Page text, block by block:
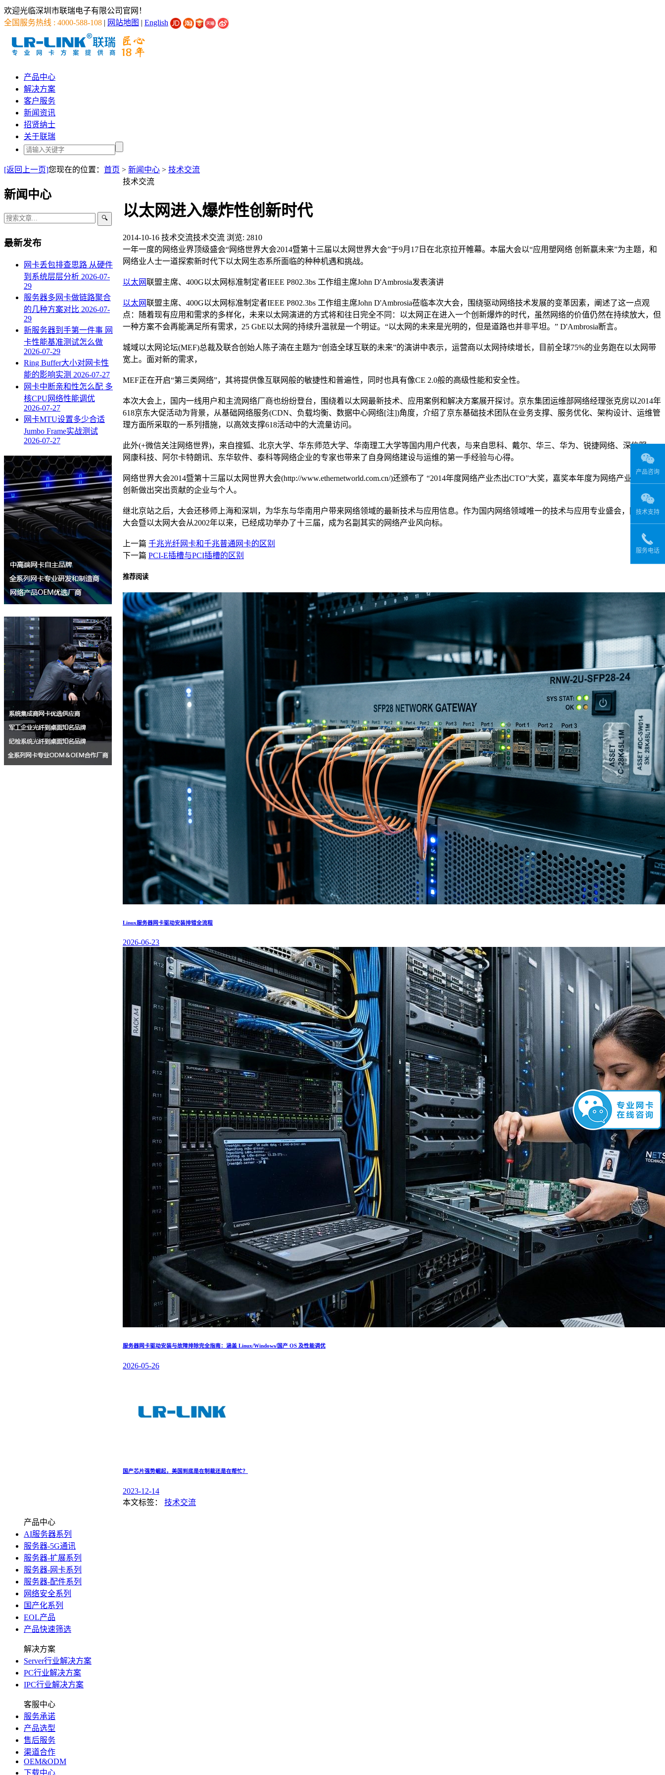
欢迎光临深圳市联瑞电子有限公司官网！
全国服务热线 : 4000-588-108 | 网站地图 | English
产品中心
解决方案
客户服务
新闻资讯
招贤纳士
关于联瑞
[返回上一页]您现在的位置： 首页 > 新闻中心 > 技术交流
新闻中心
🔍
最新发布
网卡丢包排查思路 从硬件
到系统层层分析 2026-07-
29
服务器多网卡做链路聚合
的几种方案对比 2026-07-
29
新服务器到手第一件事 网
卡性能基准测试怎么做
2026-07-29
Ring Buffer大小对网卡性
能的影响实测 2026-07-27
网卡中断亲和性怎么配 多
核CPU网络性能调优
2026-07-27
网卡MTU设置多少合适
Jumbo Frame实战测试
2026-07-27
技术交流
以太网进入爆炸性创新时代
2014-10-16 技术交流技术交流 浏览: 2810
一年一度的网络业界顶级盛会“网络世界大会2014暨第十三届以太网世界大会”于9月17日在北京拉开帷幕。本届大会以“应用塑网络 创新嬴未来”为主题，和
网络业人士一道探索新时代下以太网生态系所面临的种种机遇和挑战。
以太网联盟主席、400G以太网标准制定者IEEE P802.3bs 工作组主席John D'Ambrosia发表演讲
以太网联盟主席、400G以太网标准制定者IEEE P802.3bs 工作组主席John D'Ambrosia莅临本次大会，围绕驱动网络技术发展的变革因素，阐述了这一点观
点：随着现有应用和需求的多样化，未来以太网演进的方式将和往日完全不同：以太网正在进入一个创新爆炸的时代，虽然网络的价值仍然在持续放大，但
一种方案不会再能满足所有需求，25 GbE以太网的持续升温就是一个明证。“以太网的未来是光明的，但是道路也并非平坦。” D'Ambrosia断言。
城域以太网论坛(MEF)总裁及联合创始人陈子湳在主题为“创造全球互联的未来”的演讲中表示，运营商以太网持续增长，目前全球75%的业务跑在以太网带
宽上。面对新的需求，
MEF正在开启“第三类网络”，其将提供像互联网般的敏捷性和普遍性，同时也具有像CE 2.0般的高级性能和安全性。
本次大会上，国内一线用户和主流网络厂商也纷纷登台，围绕着以太网最新技术、应用案例和解决方案展开探讨。京东集团运维部网络经理张克房以2014年
618京东大促活动为背景，从基础网络服务(CDN、负载均衡、数据中心网络[注])角度，介绍了京东基础技术团队在业务支撑、服务优化、架构设计、运维管
理方面所采取的一系列措施，以高效支撑618活动中的大流量访问。
此外(+微信关注网络世界)，来自搜狐、北京大学、华东师范大学、华南理工大学等国内用户代表，与来自思科、戴尔、华三、华为、锐捷网络、深信服、
网康科技、阿尔卡特朗讯、东华软件、泰科等网络企业的专家也带来了自身网络建设与运维的第一手经验与心得。
网络世界大会2014暨第十三届以太网世界大会(http://www.ethernetworld.com.cn/)还颁布了 “2014年度网络产业杰出CTO”大奖，嘉奖本年度为网络产业发展和
创新做出突出贡献的企业与个人。
继北京站之后，大会还移师上海和深圳，为华东与华南用户带来网络领域的最新技术与应用信息。作为国内网络领域唯一的技术与应用专业盛会，网络世界
大会暨以太网大会从2002年以来，已经成功举办了十三届，成为名副其实的网络产业风向标。
上一篇 千兆光纤网卡和千兆普通网卡的区别
下一篇 PCI-E插槽与PCI插槽的区别
推荐阅读
Linux服务器网卡驱动安装排错全流程
2026-06-23
服务器网卡驱动安装与故障排除完全指南：涵盖 Linux/Windows/国产 OS 及性能调优
2026-05-26
国产芯片强势崛起，美国到底是在制裁还是在帮忙？
2023-12-14
本文标签：
技术交流
产品中心
AI服务器系列
服务器-5G通讯
服务器-扩展系列
服务器-网卡系列
服务器-配件系列
网络安全系列
国产化系列
EOL产品
产品快速筛选
解决方案
Server行业解决方案
PC行业解决方案
IPC行业解决方案
客服中心
服务承诺
产品选型
售后服务
渠道合作
OEM&ODM
下载中心
产品咨询
技术支持
服务电话